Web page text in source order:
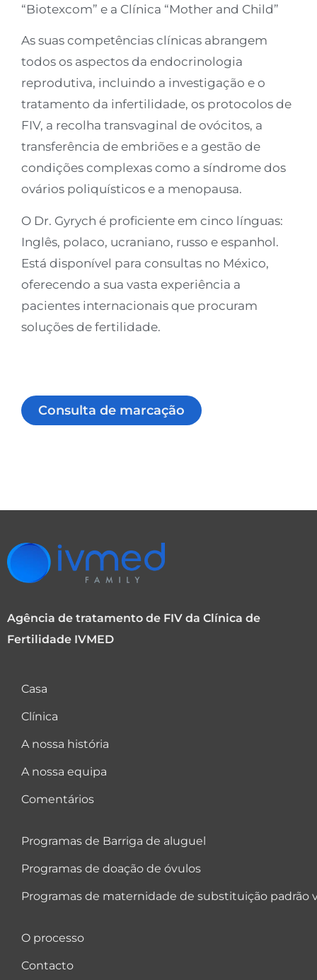
“Biotexcom” e a Clínica “Mother and Child”
As suas competências clínicas abrangem
todos os aspectos da endocrinologia
reprodutiva, incluindo a investigação e o
tratamento da infertilidade, os protocolos de
FIV, a recolha transvaginal de ovócitos, a
transferência de embriões e a gestão de
condições complexas como a síndrome dos
ovários poliquísticos e a menopausa.
O Dr. Gyrych é proficiente em cinco línguas:
Inglês, polaco, ucraniano, russo e espanhol.
Está disponível para consultas no México,
oferecendo a sua vasta experiência a
pacientes internacionais que procuram
soluções de fertilidade.
Consulta de marcação
Agência de tratamento de FIV da Clínica de
Fertilidade IVMED
Casa
Clínica
A nossa história
A nossa equipa
Comentários
Programas de Barriga de aluguel
Programas de doação de óvulos
Programas de maternidade de substituição padrão
O processo
Contacto